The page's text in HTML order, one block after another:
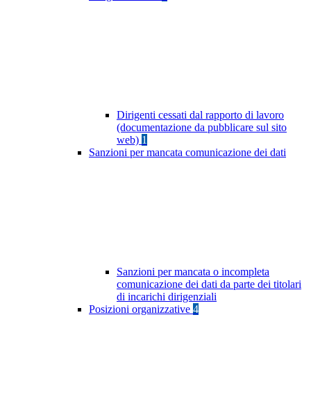
Dirigenti cessati dal rapporto di lavoro
(documentazione da pubblicare sul sito
web) 1
Sanzioni per mancata comunicazione dei dati
Sanzioni per mancata o incompleta
comunicazione dei dati da parte dei titolari
di incarichi dirigenziali
Posizioni organizzative 4